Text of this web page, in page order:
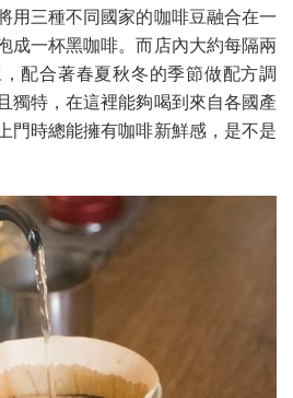
用三種不同國家的咖啡豆融合在一
成一杯黑咖啡。而店內大約每隔兩
配合著春夏秋冬的季節做配方調
獨特，在這裡能夠喝到來自各國產
門時總能擁有咖啡新鮮感，是不是